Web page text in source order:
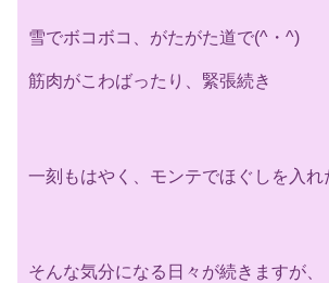
雪でボコボコ、がたがた道で(^・^)
筋肉がこわばったり、緊張続き
一刻もはやく、モンテでほぐしを入れ
そんな気分になる日々が続きますが、